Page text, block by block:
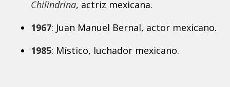
Chilindrina, actriz mexicana.
1967: Juan Manuel Bernal, actor mexicano.
1985: Místico, luchador mexicano.